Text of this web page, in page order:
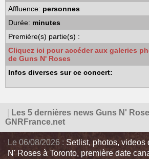
Affluence: personnes
Durée: minutes
Première(s) partie(s) :
Cliquez ici pour accéder aux galeries
de Guns N' Roses
Infos diverses sur ce concert:
Les 5 dernières news Guns N'
GNRFrance.net
Le 06/08/2026 : Setlist, photos, videos
N' Roses à Toronto, première date